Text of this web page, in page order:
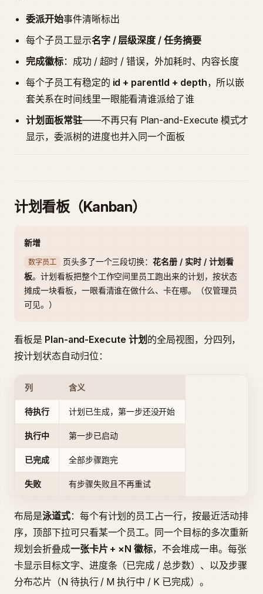
委派开始事件清晰标出
每个子员工显示名字 / 层级深度 / 任务摘要
完成徽标：成功 / 超时 / 错误，外加耗时、内容长度
每个子员工有稳定的 id + parentId + depth，所以嵌
套关系在时间线里一眼能看清谁派给了谁
计划面板常驻——不再只有 Plan-and-Execute 模式才
显示，委派树的进度也并入同一个面板
计划看板（Kanban）
新增
数字员工
页头多了一个三段切换：花名册 / 实时 / 计划看
板。计划看板把整个工作空间里员工跑出来的计划，按状态
摊成一块看板，一眼看清谁在做什么、卡在哪。（仅管理员
可见。）
看板是 Plan-and-Execute 计划 的全局视图，分四列，
按计划状态自动归位：
列 含义
待执行 计划已生成，第一步还没开始
执行中 第一步已启动
已完成 全部步骤跑完
失败 有步骤失败且不再重试
布局是泳道式：每个有计划的员工占一行，按最近活动排
序，顶部下拉可只看某一个员工。同一个目标的多次重新
规划会折叠成一张卡片 + ×N 徽标，不会堆成一串。每张
卡显示目标文字、进度条（已完成 / 总步数）、以及步骤
分布芯片（N 待执行 / M 执行中 / K 已完成）。